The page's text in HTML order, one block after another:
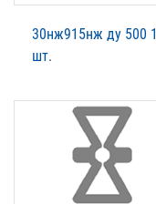
30нж915нж ду 500 1
шт.